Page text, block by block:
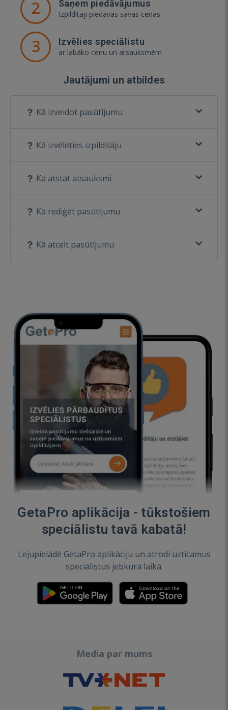
2 Saņem piedāvājumus
Izpildītāji piedāvās savas cenas
3 Izvēlies speciālistu
ar labāko cenu un atsauksmēm
Jautājumi un atbildes
Kā izveidot pasūtījumu
Kā izvēlēties izpildītāju
Kā atstāt atsauksmi
Kā rediģēt pasūtījumu
Kā atcelt pasūtījumu
GetaPro aplikācija - tūkstošiem
speciālistu tavā kabatā!
Lejupielādē GetaPro aplikāciju un atrodi uzticamus
speciālistus jebkurā laikā.
Media par mums